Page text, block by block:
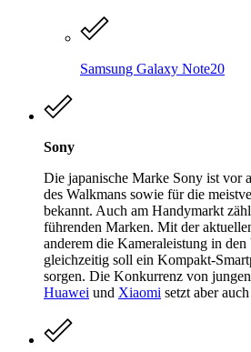
Samsung Galaxy Note20
Sony
Die japanische Marke Sony ist vor
des Walkmans sowie für die
bekannt. Auch am Handymarkt
führenden Marken. Mit der
anderem die Kameraleistung in
gleichzeitig soll ein Kompakt-
sorgen. Die Konkurrenz von
Huawei und Xiaomi setzt aber